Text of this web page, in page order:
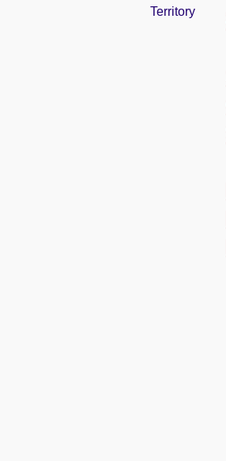
Territory